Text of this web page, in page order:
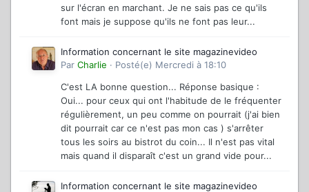
sur l'écran en marchant. Je ne sais pas ce qu'ils
font mais je suppose qu'ils ne font pas leur...
Information concernant le site magazinevideo
Par Charlie · Posté(e) Mercredi à 18:10
C'est LA bonne question... Réponse basique :
Oui... pour ceux qui ont l'habitude de le fréquenter
régulièrement, un peu comme on pourrait (j'ai bien
dit pourrait car ce n'est pas mon cas ) s'arrêter
tous les soirs au bistrot du coin... Il n'est pas vital
mais quand il disparaît c'est un grand vide pour...
Information concernant le site magazinevideo